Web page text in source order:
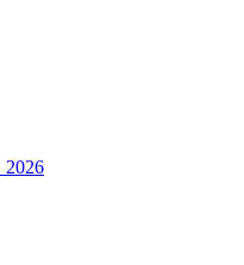
2026